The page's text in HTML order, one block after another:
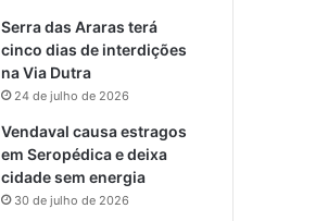
Serra das Araras terá
cinco dias de interdições
na Via Dutra
24 de julho de 2026
Vendaval causa estragos
em Seropédica e deixa
cidade sem energia
30 de julho de 2026